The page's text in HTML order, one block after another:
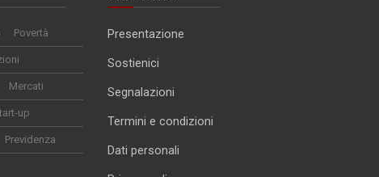
Povertà
Mercati
up
Previdenza
Presentazione
Sostienici
Segnalazioni
Termini e condizioni
Dati personali